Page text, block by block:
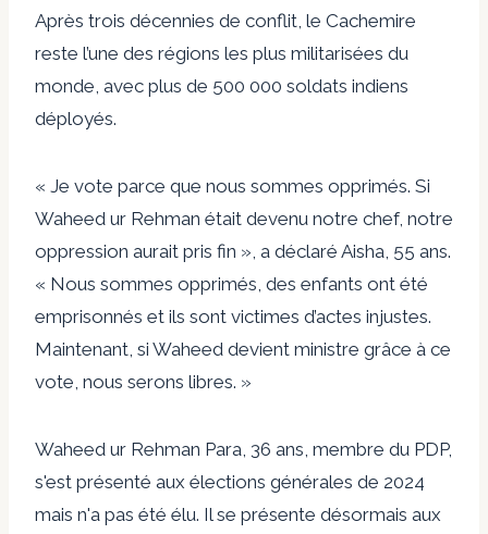
Après trois décennies de conflit, le Cachemire
reste l’une des régions les plus militarisées du
monde, avec plus de 500 000 soldats indiens
déployés.
« Je vote parce que nous sommes opprimés. Si
Waheed ur Rehman était devenu notre chef, notre
oppression aurait pris fin », a déclaré Aisha, 55 ans.
« Nous sommes opprimés, des enfants ont été
emprisonnés et ils sont victimes d’actes injustes.
Maintenant, si Waheed devient ministre grâce à ce
vote, nous serons libres. »
Waheed ur Rehman Para, 36 ans, membre du PDP,
s'est présenté aux élections générales de 2024
mais n'a pas été élu. Il se présente désormais aux